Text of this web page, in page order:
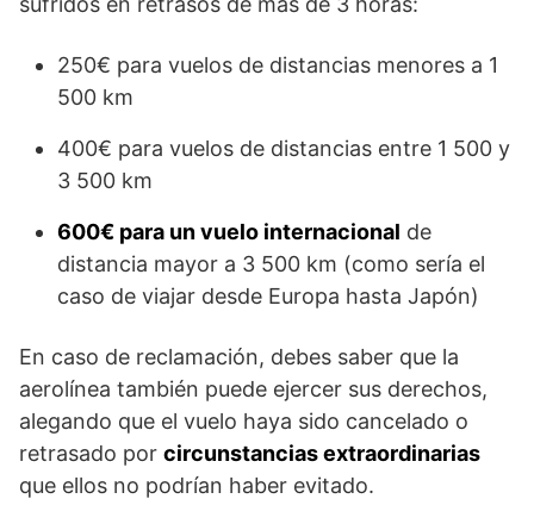
250€ para vuelos de distancias menores a 1
500 km
400€ para vuelos de distancias entre 1 500 y
3 500 km
600€ para un vuelo internacional de
distancia mayor a 3 500 km (como sería el
caso de viajar desde Europa hasta Japón)
En caso de reclamación, debes saber que la
aerolínea también puede ejercer sus derechos,
alegando que el vuelo haya sido cancelado o
retrasado por circunstancias extraordinarias
que ellos no podrían haber evitado.